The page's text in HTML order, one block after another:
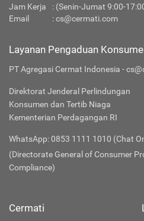
Jam Kerja
: (Senin-Jumat 9:00-
Email
:cs@cermati.com
Layanan Pengaduan
PT Agregasi Cermat Indonesia -
Direktorat Jenderal Perlindungan
Konsumen dan Tertib Niaga
Kementerian Perdagangan RI
WhatsApp: 0853 1111 1010 (Chat
(Directorate General of Consumer
Compliance)
Cermati